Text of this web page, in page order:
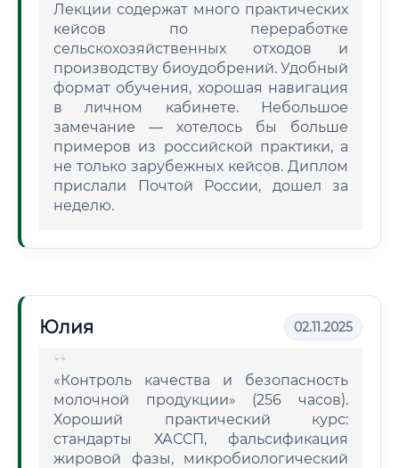
Лекции содержат много практических
кейсов по переработке
сельскохозяйственных отходов и
производству биоудобрений. Удобный
формат обучения, хорошая навигация
в личном кабинете. Небольшое
замечание — хотелось бы больше
примеров из российской практики, а
не только зарубежных кейсов. Диплом
прислали Почтой России, дошел за
неделю.
Юлия 02.11.2025
«Контроль качества и безопасность
молочной продукции» (256 часов).
Хороший практический курс:
стандарты ХАССП, фальсификация
жировой фазы, микробиологический